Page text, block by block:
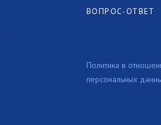
ВОПРОС-ОТВЕТ
Политика в
персональных